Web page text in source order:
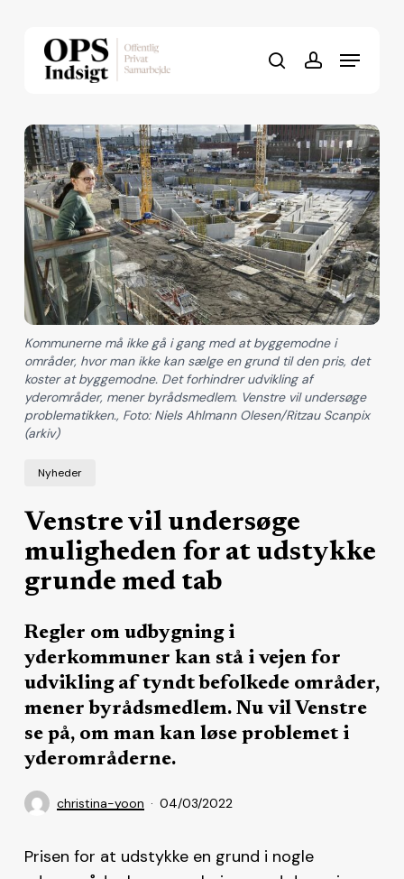
searchaccount
Menu
Nyheder
Venstre vil undersøge
muligheden for at udstykke
grunde med tab
Regler om udbygning i
yderkommuner kan stå i vejen for
udvikling af tyndt befolkede områder,
mener byrådsmedlem. Nu vil Venstre
se på, om man kan løse problemet i
yderområderne.
christina-yoon 04/03/2022
Kommunerne må ikke gå i gang med at byggemodne i
områder, hvor man ikke kan sælge en grund til den pris, det
koster at byggemodne. Det forhindrer udvikling af
yderområder, mener byrådsmedlem. Venstre vil undersøge
problematikken., Foto: Niels Ahlmann Olesen/Ritzau Scanpix
(arkiv)
Prisen for at udstykke en grund i nogle
Close